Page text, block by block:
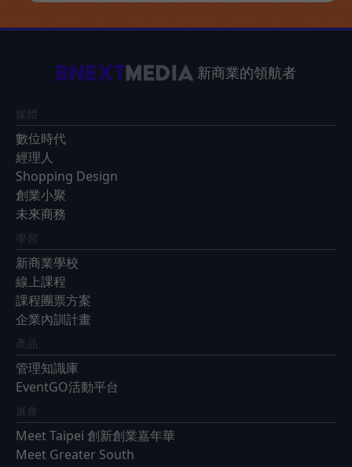
新商業的領航者
媒體
數位時代
經理人
Shopping Design
創業小聚
未來商務
學習
新商業學校
線上課程
課程團票方案
企業內訓計畫
產品
管理知識庫
EventGO活動平台
展會
Meet Taipei 創新創業嘉年華
Meet Greater South